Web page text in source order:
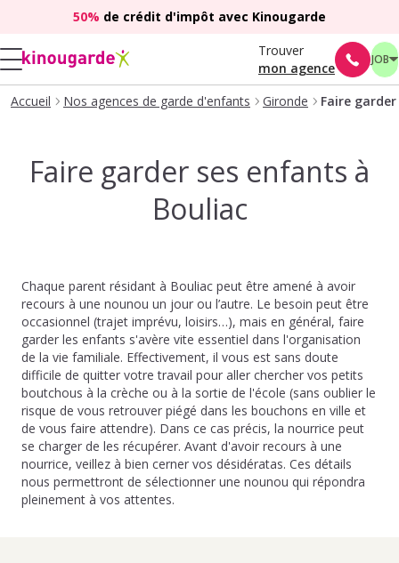
50% de crédit d'impôt avec Kinougarde
Trouver
mon agence
JOB
Accueil Nos agences de garde d'enfants Gironde Faire
Faire garder ses enfants à
Bouliac
Chaque parent résidant à Bouliac peut être amené à avoir
recours à une nounou un jour ou l’autre. Le besoin peut être
occasionnel (trajet imprévu, loisirs…), mais en général, faire
garder les enfants s'avère vite essentiel dans l'organisation
de la vie familiale. Effectivement, il vous est sans doute
difficile de quitter votre travail pour aller chercher vos petits
boutchous à la crèche ou à la sortie de l'école (sans oublier le
risque de vous retrouver piégé dans les bouchons en ville et
de vous faire attendre). Dans ce cas précis, la nourrice peut
se charger de les récupérer. Avant d'avoir recours à une
nourrice, veillez à bien cerner vos désidératas. Ces détails
nous permettront de sélectionner une nounou qui répondra
pleinement à vos attentes.